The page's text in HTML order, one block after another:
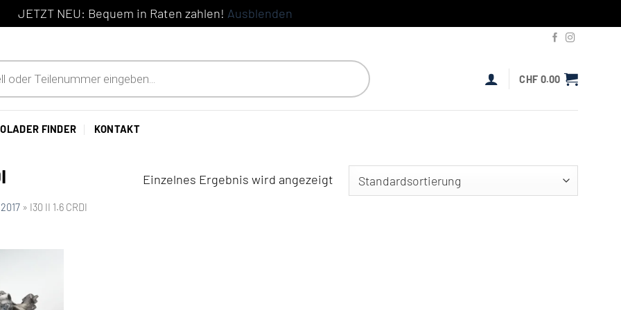
JETZT NEU: Bequem in Raten zahlen! Ausblenden
CHF 0.00
FINDER KONTAKT
Einzelnes Ergebnis wird angezeigt
» I30 II 1.6 CRDI